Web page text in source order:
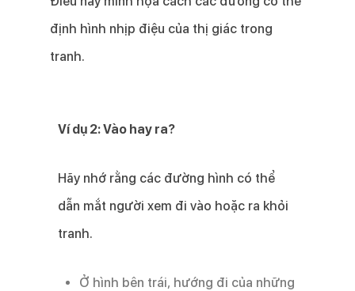
định hình nhịp điệu của thị giác trong
tranh.
Ví dụ 2: Vào hay ra?
Hãy nhớ rằng các đường hình có thể
dẫn mắt người xem đi vào hoặc ra khỏi
tranh.
Ở hình bên trái, hướng đi của những